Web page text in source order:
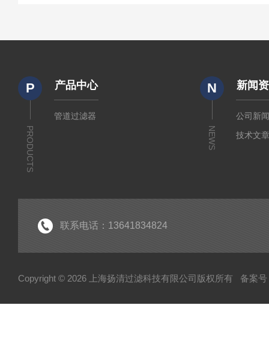
P
PRODUCTS
产品中心
管道过滤器
N
NEWS
新闻
公司新
技术文
联系电话：13641834824
Copyright © 2026 上海扬清过滤科技有限公司版权所有 备案号